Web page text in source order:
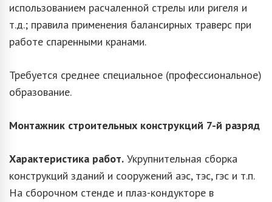
использованием расчаленной стрелы или ригеля и
т.д.; правила применения балансирных траверс при
работе спаренными кранами.
Требуется среднее специальное (профессиональное)
образование.
Монтажник строительных конструкций 7-й разряд
Характеристика работ. Укрупнительная сборка
конструкций зданий и сооружений аэс, тэс, гэс и т.п.
На сборочном стенде и плаз-кондукторе в